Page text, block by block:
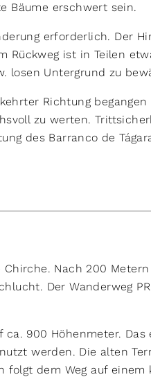
Bäume erschwert sein.
erforderlich. Der
Rückweg ist in Teilen
losen Untergrund zu
Richtung
zu werten.
des Barranco de
Nach 200
Der Wanderweg
ca. 900 Höhenmeter.
werden. Die alten
folgt dem Weg auf einem